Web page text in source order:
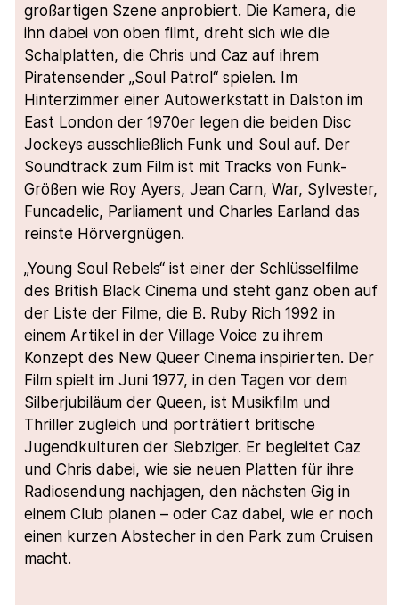
großartigen Szene anprobiert. Die Kamera, die
ihn dabei von oben filmt, dreht sich wie die
Schalplatten, die Chris und Caz auf ihrem
Piratensender „Soul Patrol“ spielen. Im
Hinterzimmer einer Autowerkstatt in Dalston im
East London der 1970er legen die beiden Disc
Jockeys ausschließlich Funk und Soul auf. Der
Soundtrack zum Film ist mit Tracks von Funk-
Größen wie Roy Ayers, Jean Carn, War, Sylvester,
Funcadelic, Parliament und Charles Earland das
reinste Hörvergnügen.
„Young Soul Rebels“ ist einer der Schlüsselfilme
des British Black Cinema und steht ganz oben auf
der Liste der Filme, die B. Ruby Rich 1992 in
einem Artikel in der Village Voice zu ihrem
Konzept des New Queer Cinema inspirierten. Der
Film spielt im Juni 1977, in den Tagen vor dem
Silberjubiläum der Queen, ist Musikfilm und
Thriller zugleich und porträtiert britische
Jugendkulturen der Siebziger. Er begleitet Caz
und Chris dabei, wie sie neuen Platten für ihre
Radiosendung nachjagen, den nächsten Gig in
einem Club planen – oder Caz dabei, wie er noch
einen kurzen Abstecher in den Park zum Cruisen
macht.